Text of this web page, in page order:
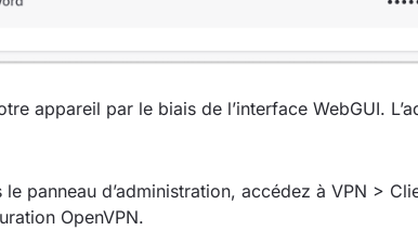
appareil par le biais de l’interface WebGUI.
panneau d’administration, accédez à VPN >
OpenVPN.